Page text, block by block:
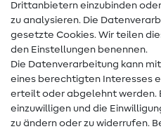
Kontakt
Infos zum Betreiberwechsel
Widerrufsrecht
Beliebt
Drittanbietern einzubinden
zu analysieren. Die
gesetzte Cookies. Wir teilen
den Einstellungen benennen.
Die Datenverarbeitung kann
eines berechtigten Interesses
erteilt oder abgelehnt werden.
einzuwilligen und die
zu ändern oder zu widerrufen.